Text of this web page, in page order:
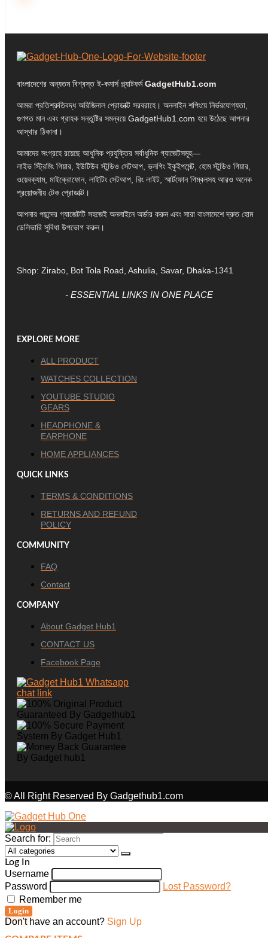
বাংলাদেশের অন্যতম বিশ্বস্ত ই-কমার্স প্ল্যাটফর্মGadgetHub1.com
আমরা প্রতিশ্রুতিবদ্ধ অরিজিনাল প্রোডাক্ট সরবরাহে। অনলাইন শপিংয়ে নির্ভরযোগ্যতা,
গুণগত মান এবং গ্রাহক সন্তুষ্টির সমন্বয়ে GadgetHub1.com হয়ে উঠেছে আপনার
আস্থার ঠিকানা।
আমাদের সংগ্রহে রয়েছে আধুনিক প্রযুক্তির সর্বাধুনিক গ্যাজেটসমূহ—
লাইভ স্ট্রিমিং গিয়ার, ইউটিউব স্টুডিও সেটআপ, ভ্লগিং ইকুইপমেন্ট, হোম স্টুডিও গিয়ার,
ওয়েবক্যাম, মাইক্রোফোন, লাইটিং সেটআপ, রিং লাইট, স্মার্টফোন গিম্বলসহ আরও অনেক
প্রয়োজনীয় টেক প্রোডাক্ট।
আপনার পছন্দের গ্যাজেটটি সহজেই অনলাইনে অর্ডার করুন এবং সারা বাংলাদেশে দ্রুত হোম
ডেলিভারি সুবিধা উপভোগ করুন।
Shop: Zirabo, Bot Tola Road, Ashulia, Savar, Dhaka-1341
- ESSENTIAL LINKS IN ONE PLACE
EXPLORE MORE
ALL PRODUCT
WATCHES COLLECTION
YOUTUBE STUDIO
GEARS
HEADPHONE &
EARPHONE
HOME APPLIANCES
QUICK LINKS
TERMS & CONDITIONS
RETURNS AND REFUND
POLICY
COMMUNITY
FAQ
Contact
COMPANY
About Gadget Hub1
CONTACT US
Facebook Page
© All Right Reserved By Gadgethub1.com
Search for:
Log In
Username
Password
Lost Password?
Remember me
Login
Don't have an account? Sign Up